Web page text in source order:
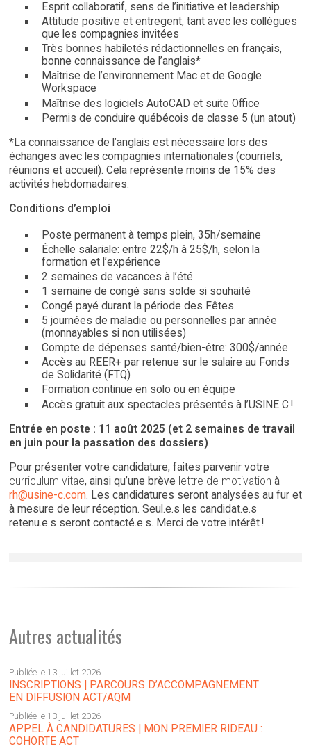
Esprit collaboratif, sens de l’initiative et leadership
Attitude positive et entregent, tant avec les collègues
que les compagnies invitées
Très bonnes habiletés rédactionnelles en français,
bonne connaissance de l’anglais*
Maîtrise de l’environnement Mac et de Google
Workspace
Maîtrise des logiciels AutoCAD et suite Office
Permis de conduire québécois de classe 5 (un atout)
*La connaissance de l’anglais est nécessaire lors des
échanges avec les compagnies internationales (courriels,
réunions et accueil). Cela représente moins de 15% des
activités hebdomadaires.
Conditions d’emploi
Poste permanent à temps plein, 35h/semaine
Échelle salariale: entre 22$/h à 25$/h, selon la
formation et l’expérience
2 semaines de vacances à l’été
1 semaine de congé sans solde si souhaité
Congé payé durant la période des Fêtes
5 journées de maladie ou personnelles par année
(monnayables si non utilisées)
Compte de dépenses santé/bien-être: 300$/année
Accès au REER+ par retenue sur le salaire au Fonds
de Solidarité (FTQ)
Formation continue en solo ou en équipe
Accès gratuit aux spectacles présentés à l’USINE C !
Entrée en poste : 11 août 2025 (et 2 semaines de travail
en juin pour la passation des dossiers)
Pour présenter votre candidature, faites parvenir votre
curriculum vitae, ainsi qu’une brève lettre de motivation à
rh@usine-c.com. Les candidatures seront analysées au fur et
à mesure de leur réception. Seul.e.s les candidat.e.s
retenu.e.s seront contacté.e.s. Merci de votre intérêt !
Autres actualités
Publiée le 13 juillet 2026
INSCRIPTIONS | PARCOURS D’ACCOMPAGNEMENT
EN DIFFUSION ACT/AQM
Publiée le 13 juillet 2026
APPEL À CANDIDATURES | MON PREMIER RIDEAU :
COHORTE ACT